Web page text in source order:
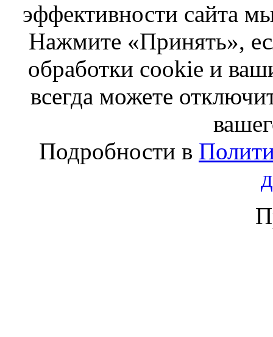
эффективности сайта
Нажмите «Принять»,
обработки cookie и
всегда можете
Подробности в